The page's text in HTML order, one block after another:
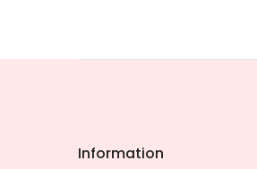
Information